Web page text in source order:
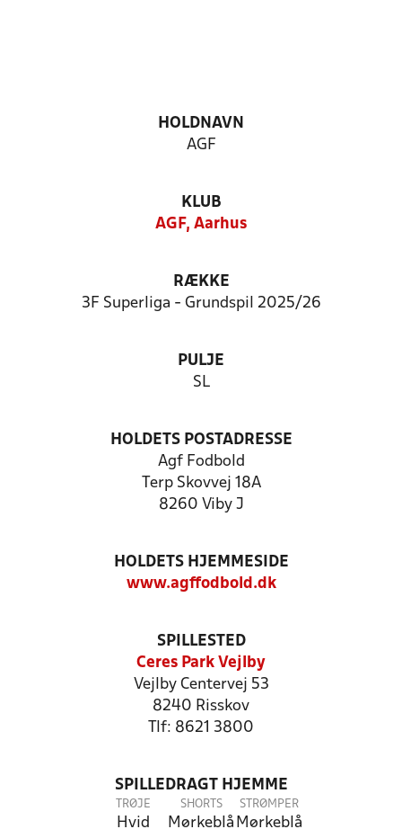
HOLDNAVN
AGF
KLUB
AGF, Aarhus
RÆKKE
3F Superliga - Grundspil 2025/26
PULJE
SL
HOLDETS POSTADRESSE
Agf Fodbold
Terp Skovvej 18A
8260 Viby J
HOLDETS HJEMMESIDE
www.agffodbold.dk
SPILLESTED
Ceres Park Vejlby
Vejlby Centervej 53
8240 Risskov
Tlf: 8621 3800
SPILLEDRAGT HJEMME
TRØJE
Hvid
SHORTS
Mørkeblå
STRØMPER
Mørkeblå